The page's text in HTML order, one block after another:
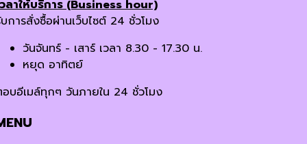
ลาให้บริการ (Business hour)
การสั่งซื้อผ่านเว็บไซต์ 24 ชั่วโมง
วันจันทร์ - เสาร์ เวลา 8.30 - 17.30 น.
หยุด อาทิตย์
บอีเมล์ทุกๆ วันภายใน 24 ชั่วโมง